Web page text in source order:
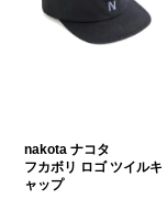
nakota ナコタ
フカボリ ロゴ ツイルキ
ャップ